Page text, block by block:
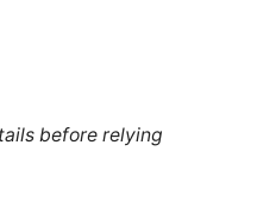
before relying